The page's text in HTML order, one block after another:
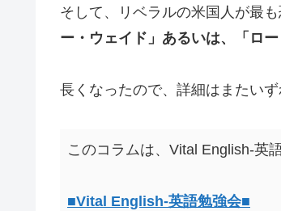
そして、リベラルの米国人が最
ー・ウェイド」あるいは、「ロ
長くなったので、詳細はまたい
このコラムは、Vital English-英
■Vital English-英語勉強会■